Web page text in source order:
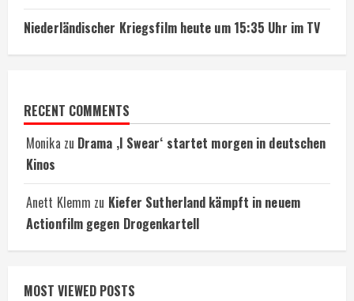
Niederländischer Kriegsfilm heute um 15:35 Uhr im TV
RECENT COMMENTS
Monika zu Drama ‚I Swear‘ startet morgen in deutschen
Kinos
Anett Klemm zu Kiefer Sutherland kämpft in neuem
Actionfilm gegen Drogenkartell
MOST VIEWED POSTS